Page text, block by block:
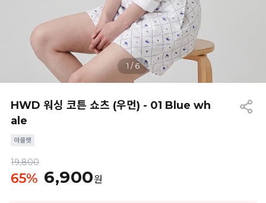
1 /6
HWD 워싱 코튼 쇼츠 (우먼) - 01 Blue wh
ale
19,800
65% 6,900원